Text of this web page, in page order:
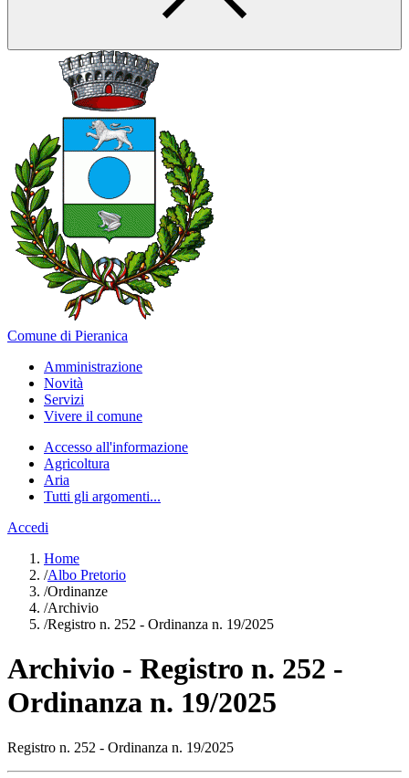
Comune di Pieranica
Amministrazione
Novità
Servizi
Vivere il comune
Accesso all'informazione
Agricoltura
Aria
Tutti gli argomenti...
Accedi
Home
/Albo Pretorio
/Ordinanze
/Archivio
/Registro n. 252 - Ordinanza n. 19/2025
Archivio - Registro n. 252 -
Ordinanza n. 19/2025
Registro n. 252 - Ordinanza n. 19/2025